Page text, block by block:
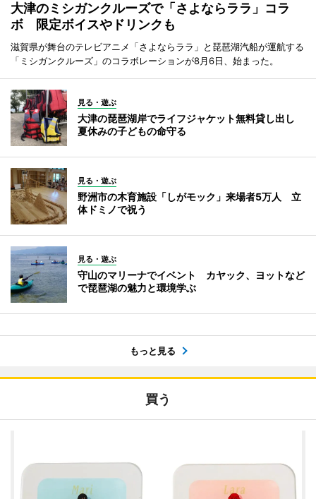
大津のミシガンクルーズで「さよならララ」コラ
ボ 限定ボイスやドリンクも
滋賀県が舞台のテレビアニメ「さよならララ」と琵琶湖汽船が運航する
「ミシガンクルーズ」のコラボレーションが8月6日、始まった。
見る・遊ぶ
大津の琵琶湖岸でライフジャケット無料貸し出し
夏休みの子どもの命守る
見る・遊ぶ
野洲市の木育施設「しがモック」来場者5万人 立
体ドミノで祝う
見る・遊ぶ
守山のマリーナでイベント カヤック、ヨットなど
で琵琶湖の魅力と環境学ぶ
もっと見る
買う